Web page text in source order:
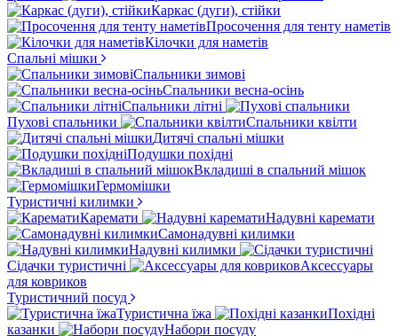
Каркас (дуги), стійки
Просочення для тенту наметів
Кілочки для наметів
Спальні мішки
Спальники зимові
Спальники весна-осінь
Спальники літні
Пухові спальники
Спальники квілти
Дитячі спальні мішки
Подушки похідні
Вкладиші в спальний мішок
Гермомішки
Туристичні килимки
Каремати
Надувні каремати
Самонадувні килимки
Надувні килимки
Сідачки туристичні
Аксессуары
для ковриков
Туристичний посуд
Туристична їжа
Похідні
казанки
Набори посуду